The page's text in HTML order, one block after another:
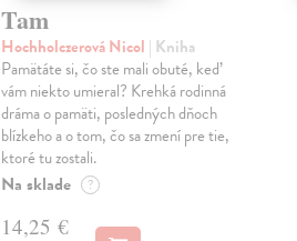
Tam
Hochholczerová Nicol | Kniha
Pamätáte si, čo ste mali obuté, keď
vám niekto umieral? Krehká rodinná
dráma o pamäti, posledných dňoch
blízkeho a o tom, čo sa zmení pre tie,
ktoré tu zostali.
Na sklade ?
14,25 €